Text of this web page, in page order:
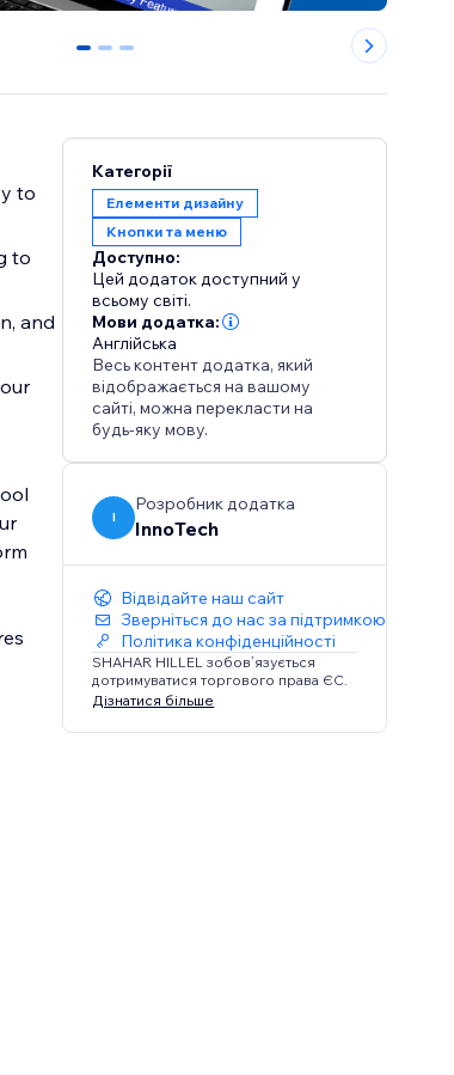
0 1 2
to
to
and
Категорії
Елементи дизайну
Кнопки та меню
Доступно:
Цей додаток доступний у
всьому світі.
Мови додатка:
Англійська
Весь контент додатка, який
відображається на вашому
сайті, можна перекласти на
будь-яку мову.
I
Розробник додатка
InnoTech
Відвідайте наш сайт
Зверніться до нас за підтримкою
Політика конфіденційності
SHAHAR HILLEL зобов’язується
дотримуватися торгового права ЄС.
Дізнатися більше